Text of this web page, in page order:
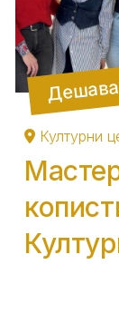
Културни